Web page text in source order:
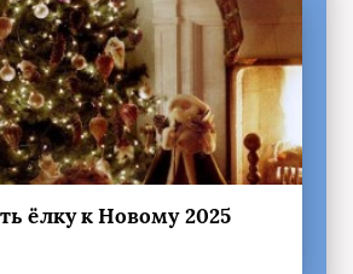
ёлку к Новому 2025